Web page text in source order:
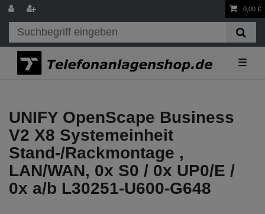
0,00 €
☰
UNIFY OpenScape Business
V2 X8 Systemeinheit
Stand-/Rackmontage ,
LAN/WAN, 0x S0 / 0x UP0/E /
0x a/b L30251-U600-G648